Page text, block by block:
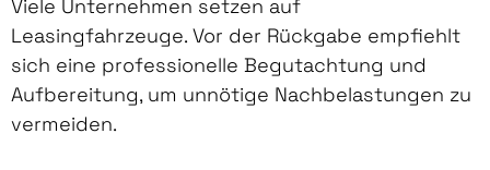
Viele Unternehmen setzen auf
Leasingfahrzeuge. Vor der Rückgabe empfiehlt
sich eine professionelle Begutachtung und
Aufbereitung, um unnötige Nachbelastungen zu
vermeiden.